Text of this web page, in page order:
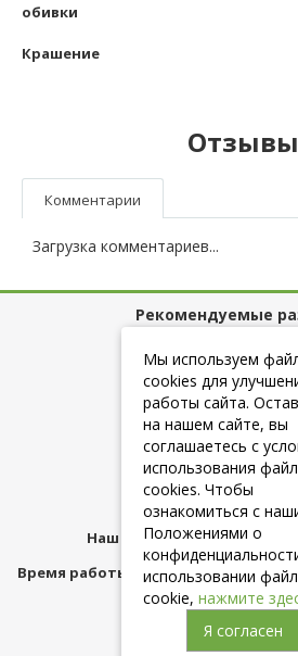
обивки
Крашение
Отзывы
Комментарии
Загрузка комментариев...
Рекомендуемые
Полезные
+7 (925) 084-10-60
Наш адрес:Москва,
Время работы магазина:с 10:00 до
консультация)
Мы используем
cookies для
работы сайта.
на нашем сайте, вы
соглашаетесь с
использования
cookies. Чтобы
ознакомиться с
Положениями о
использовании
cookie, нажмите
Я согласен